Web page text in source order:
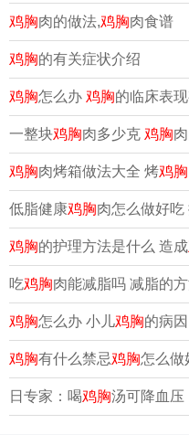
鸡胸肉的做法,鸡胸肉食谱
鸡胸的有关症状介绍
鸡胸怎么办 鸡胸的临床表
一整块鸡胸肉多少克 鸡胸
鸡胸肉烤箱做法大全 烤鸡胸
低脂健康鸡胸肉怎么做好
鸡胸的护理方法是什么 造成
吃鸡胸肉能减脂吗 减脂的
鸡胸怎么办 小儿鸡胸的病因
鸡胸有什么禁忌鸡胸怎么做
日专家：喝鸡胸汤可降血压